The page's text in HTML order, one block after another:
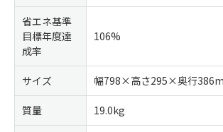
省エネ基準
目標年度達
成率
106%
サイズ 幅798×高さ295×奥行
質量 19.0kg